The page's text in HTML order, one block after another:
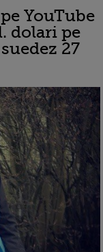
YouTube
dolari pe
27